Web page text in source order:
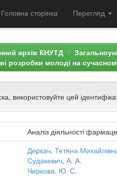
сторінка Перегляд
архів КНУТД
розробки молоді на
використовуйте цей
Аналіз діяльності
Деркач, Тетяна
Судакевич, А. А.
Чиркова, Ю. С.